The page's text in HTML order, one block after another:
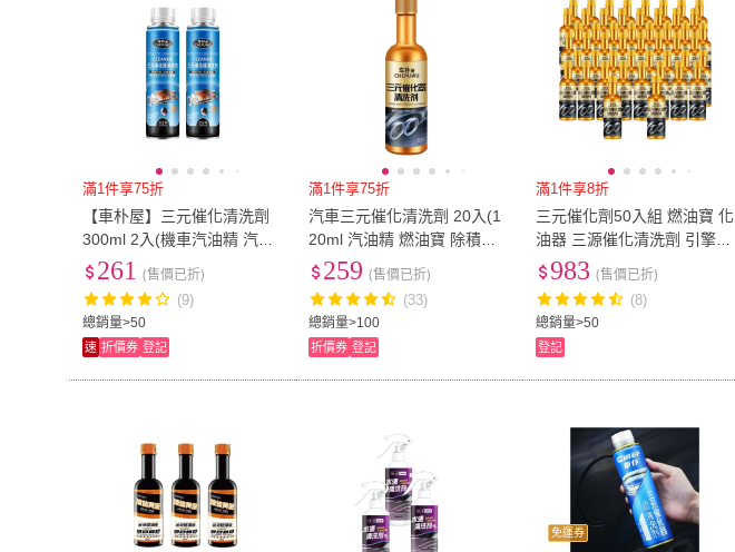
滿1件享75折
【車朴屋】三元催化清洗劑
300ml 2入(機車汽油精 汽車
積碳清潔劑 汽油添加劑 燃油
總銷量>50
261 (售價已折)
(9)
速 折價券 登記
滿1件享75折
汽車三元催化清洗劑 20入(1
20ml 汽油精 燃油寶 除積碳
添加劑 積碳清潔劑)
總銷量>100
259 (售價已折)
(33)
折價券 登記
滿1件享8折
三元催化劑50入組 燃油寶 化
油器 三源催化清洗劑 引擎清
洗劑 汽油添加劑
總銷量>50
983 (售價已折)
(8)
登記
免運券